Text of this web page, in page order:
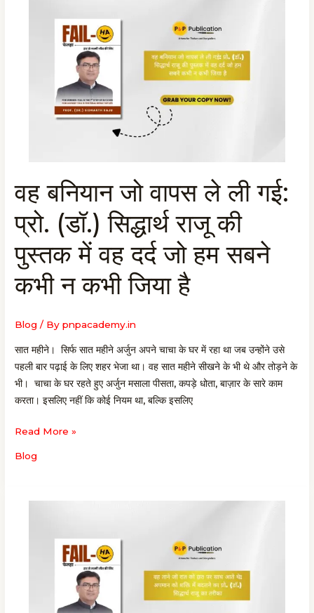
वह बनियान जो वापस ले ली गई:
प्रो. (डॉ.) सिद्धार्थ राजू की
पुस्तक में वह दर्द जो हम सबने
कभी न कभी जिया है
Blog / Bypnpacademy.in
सात महीने। सिर्फ सात महीने अर्जुन अपने चाचा के घर में रहा था जब उन्होंने उसे
पहली बार पढ़ाई के लिए शहर भेजा था। वह सात महीने सीखने के भी थे और तोड़ने के
भी। चाचा के घर रहते हुए अर्जुन मसाला पीसता, कपड़े धोता, बाज़ार के सारे काम
करता। इसलिए नहीं कि कोई नियम था, बल्कि इसलिए
वह
बनियान
जो
वापस
ले
ली
गई:
(डॉ.)
राजू
की
पुस्तक
में
दर्द
जो
Read More »
Blog